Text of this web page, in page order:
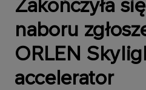
Zakończyła
naboru
ORLEN
accelerator